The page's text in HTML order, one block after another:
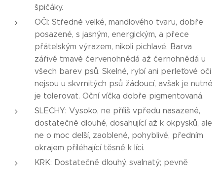
špičáky.
OČI: Středně velké, mandlového tvaru, dobře
posazené, s jasným, energickým, a přece
přátelským výrazem, nikoli pichlavé. Barva
zářivě tmavě červenohnědá až černohnědá u
všech barev psů. Skelné, rybí ani perleťové oči
nejsou u skvrnitých psů žádoucí, avšak je nutné
je tolerovat. Oční víčka dobře pigmentovaná.
SLECHY: Vysoko, ne příliš vpředu nasazené,
dostatečně dlouhé, dosahující až k okpysků, ale
ne o moc delší, zaoblené, pohyblivé, předním
okrajem přiléhající těsně k líci.
KRK: Dostatečně dlouhý, svalnatý; pevně